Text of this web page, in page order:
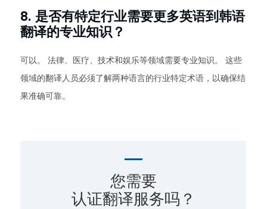
8. 是否有特定行业需要更多英语到韩语
翻译的专业知识？
可以。 法律、医疗、技术和娱乐等领域需要专业知识。 这些
领域的翻译人员必须了解两种语言的行业特定术语，以确保结
果准确可靠。
您需要
认证翻译服务吗？